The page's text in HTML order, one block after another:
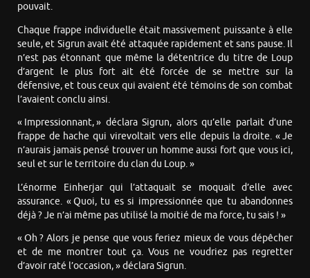
pouvait.
Chaque frappe individuelle était massivement puissante à elle
seule, et Sigrun avait été attaquée rapidement et sans pause. Il
n’est pas étonnant que même la détentrice du titre de Loup
d’argent le plus fort ait été forcée de se mettre sur la
défensive, et tous ceux qui avaient été témoins de son combat
l’avaient conclu ainsi.
« Impressionnant, » déclara Sigrun, alors qu’elle parlait d’une
frappe de hache qui virevoltait vers elle depuis la droite. « Je
n’aurais jamais pensé trouver un homme aussi fort que vous ici,
seul et sur le territoire du clan du Loup. »
L’énorme Einherjar qui l’attaquait se moquait d’elle avec
assurance. « Quoi, tu es si impressionnée que tu abandonnes
déjà ? Je n’ai même pas utilisé la moitié de ma force, tu sais ! »
« Oh ? Alors je pense que vous feriez mieux de vous dépêcher
et de me montrer tout ça. Vous ne voudriez pas regretter
d’avoir raté l’occasion, » déclara Sigrun.